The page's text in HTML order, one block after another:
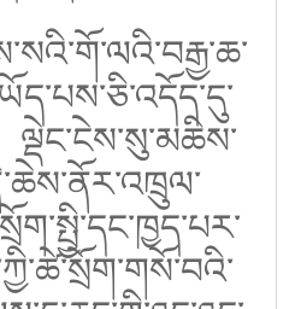
ལྡེང་ངེས་སུ་མཆིས་